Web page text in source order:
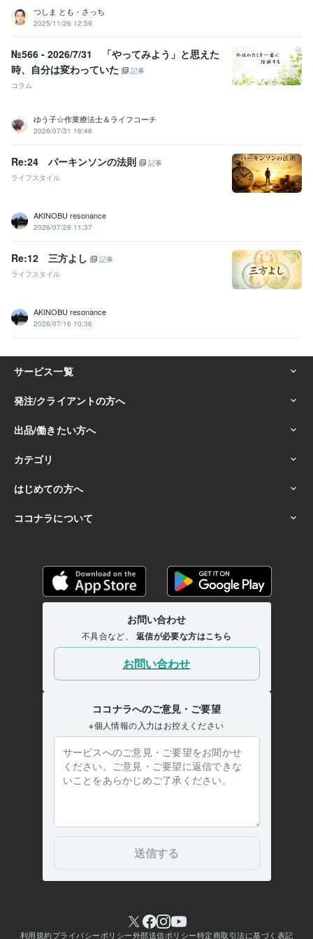
つしま とも・さっち
2025/11/26 12:59
№566 - 2026/7/31 「やってみよう」と思えた
時、自分は変わっていた
記事
コラム
ゆう子☆作業療法士＆ライフコーチ
2026/07/31 16:46
Re:24 パーキンソンの法則
記事
ライフスタイル
AKINOBU resonance
2026/07/28 11:37
Re:12 三方よし
記事
ライフスタイル
AKINOBU resonance
2026/07/16 10:36